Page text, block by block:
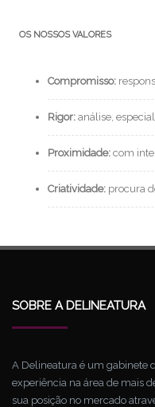
OS NOSSOS VALORES
Compromisso:
Rigor: análise,
Proximidade: com
Criatividade: procura
SOBRE A DELINEATURA
A Delineatura é um gabinete
experiência na área de mais
sua posição no mercado